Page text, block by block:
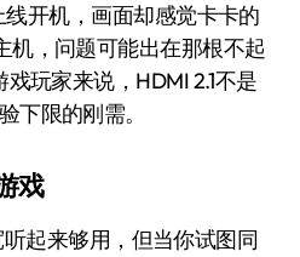
线开机，画面却感觉卡卡的
，问题可能出在那根不起
玩家来说，HDMI 2.1不是
下限的刚需。
戏
起来够用，但当你试图同